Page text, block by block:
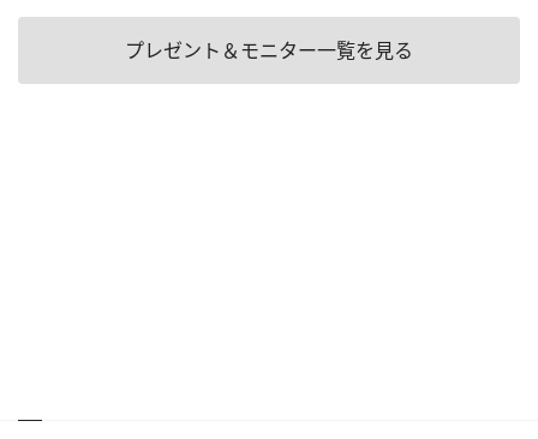
プレゼント＆モニター一覧を見る